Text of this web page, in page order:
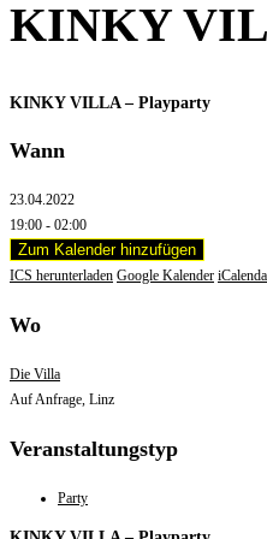
KINKY
KINKY VILLA – Playparty
Wann
23.04.2022
19:00 - 02:00
Zum Kalender hinzufügen
ICS herunterladen Google Kalender
Wo
Die Villa
Auf Anfrage, Linz
Veranstaltungstyp
Party